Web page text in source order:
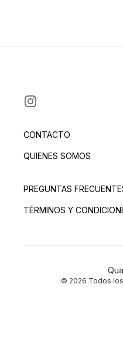
INSTAGRAM
CONTACTO
QUIENES SOMOS
PREGUNTAS
TÉRMINOS Y
© 2026 Todos